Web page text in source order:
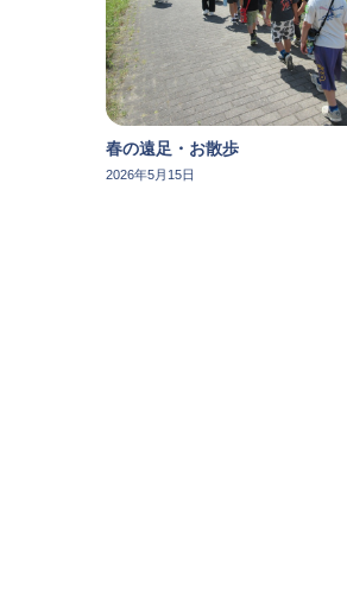
春の遠足・お散歩
2026年5月15日